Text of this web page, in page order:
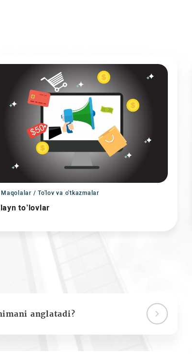
Maqolalar / To'lov va o'tkazmalar
to’lovlar
anglatadi?